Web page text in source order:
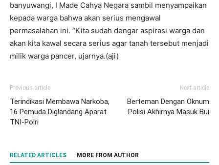
banyuwangi, I Made Cahya Negara sambil menyampaikan
kepada warga bahwa akan serius mengawal
permasalahan ini. “Kita sudah dengar aspirasi warga dan
akan kita kawal secara serius agar tanah tersebut menjadi
milik warga pancer, ujarnya.(aji)
Previous article
Terindikasi Membawa Narkoba,
16 Pemuda Diglandang Aparat
TNI-Polri
Next article
Berteman Dengan Oknum
Polisi Akhirnya Masuk Bui
RELATED ARTICLES MORE FROM AUTHOR